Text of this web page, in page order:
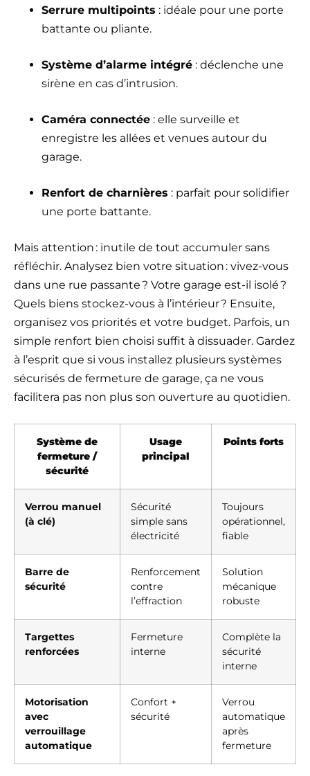
Serrure multipoints : idéale pour une porte
battante ou pliante.
Système d’alarme intégré : déclenche une
sirène en cas d’intrusion.
Caméra connectée : elle surveille et
enregistre les allées et venues autour du
garage.
Renfort de charnières : parfait pour solidifier
une porte battante.
Mais attention : inutile de tout accumuler sans
réfléchir. Analysez bien votre situation : vivez-vous
dans une rue passante ? Votre garage est-il isolé ?
Quels biens stockez-vous à l’intérieur ? Ensuite,
organisez vos priorités et votre budget. Parfois, un
simple renfort bien choisi suffit à dissuader. Gardez
à l’esprit que si vous installez plusieurs systèmes
sécurisés de fermeture de garage, ça ne vous
facilitera pas non plus son ouverture au quotidien.
Système de
fermeture /
sécurité
Usage
principal
Points forts
Verrou manuel
(à clé)
Sécurité
simple sans
électricité
Toujours
opérationnel,
fiable
Barre de
sécurité
Renforcement
contre
l’effraction
Solution
mécanique
robuste
Targettes
renforcées
Fermeture
interne
Complète la
sécurité
interne
Motorisation
avec
verrouillage
automatique
Confort +
sécurité
Verrou
automatique
après
fermeture